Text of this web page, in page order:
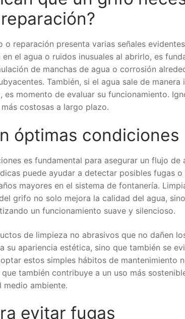
reparación presenta varias señales
el agua o ruidos inusuales al abrirlo, es
de manchas de agua o corrosión
También, si el agua sale de manera
es momento de evaluar su funcionamiento.
costosas a largo plazo.
óptimas condiciones
es fundamental para asegurar un flujo de
puede ayudar a detectar posibles fugas o
mayores en el sistema de fontanería.
grifo no solo mejora la calidad del agua,
un funcionamiento suave y silencioso.
de limpieza no abrasivos que no dañen
su apariencia estética, sino que también se
estos simples hábitos de mantenimiento
también contribuye a un uso más
ambiente.
evitar fugas